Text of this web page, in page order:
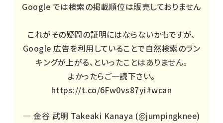
Google では検索の掲載順位は販売しておりません
これがその疑問の証明にはならないかもですが、
Google 広告を利用していることで自然検索のラン
キングが上がる、といったことはありません。
よかったらご一読下さい。
https://t.co/6Fw0vs87yi#wcan
— 金谷 武明 Takeaki Kanaya (@jumpingknee)